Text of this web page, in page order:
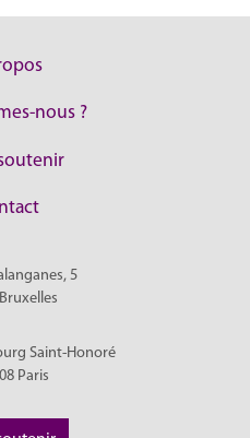
nous ?
5
Bruxelles
Saint-Honoré
Paris